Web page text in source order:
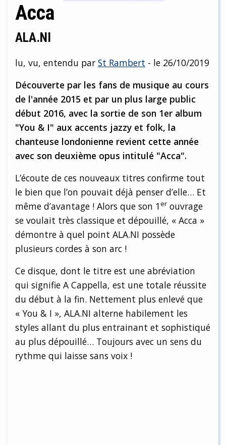
Acca
ALA.NI
lu, vu, entendu par St Rambert - le 26/10/2019
Découverte par les fans de musique au cours
de l'année 2015 et par un plus large public
début 2016, avec la sortie de son 1er album
"You & I" aux accents jazzy et folk, la
chanteuse londonienne revient cette année
avec son deuxième opus intitulé "Acca".
L’écoute de ces nouveaux titres confirme tout
le bien que l’on pouvait déjà penser d’elle… Et
même d’avantage ! Alors que son 1er ouvrage
se voulait très classique et dépouillé, « Acca »
démontre à quel point ALA.NI possède
plusieurs cordes à son arc !
Ce disque, dont le titre est une abréviation
qui signifie A Cappella, est une totale réussite
du début à la fin. Nettement plus enlevé que
« You & I », ALA.NI alterne habilement les
styles allant du plus entrainant et sophistiqué
au plus dépouillé… Toujours avec un sens du
rythme qui laisse sans voix !